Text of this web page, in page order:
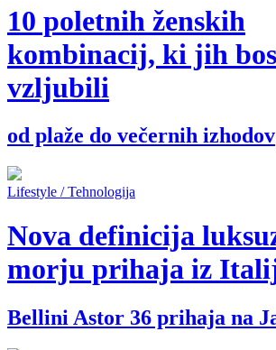
10 poletnih ženskih
kombinacij, ki jih
vzljubili
od plaže do večernih izhodov
Lifestyle / Tehnologija
Nova definicija
morju prihaja iz
Bellini Astor 36 prihaja na